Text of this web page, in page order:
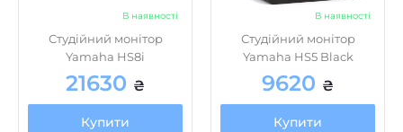
В наявності
Студійний монітор
Yamaha HS8i
21630 ₴
Купити
В наявності
Студійний монітор
Yamaha HS5 Black
9620 ₴
Купити